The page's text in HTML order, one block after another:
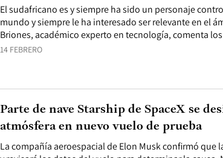
14 FEBRERO
El sudafricano es y siempre ha sido un personaje
mundo y siempre le ha interesado ser relevante en el
Briones, académico experto en tecnología, comenta
La compañía aeroespacial de Elon Musk confirmó que
Parte de nave Starship de SpaceX se
atmósfera en nuevo vuelo de prueba